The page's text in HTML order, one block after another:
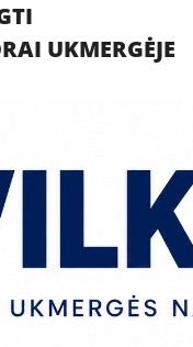
UKMERGĖJE